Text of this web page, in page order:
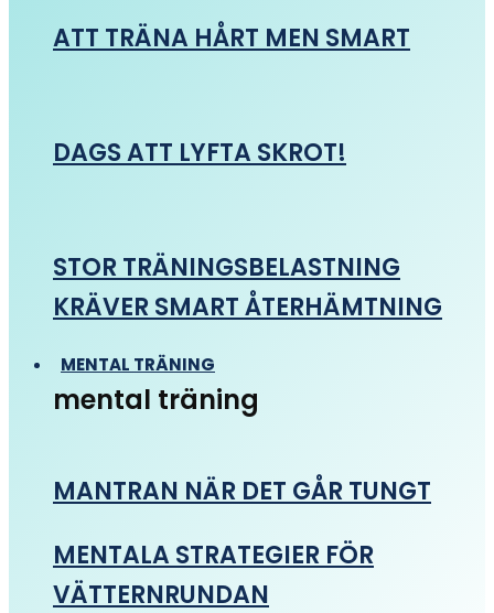
ATT TRÄNA HÅRT MEN SMART
DAGS ATT LYFTA SKROT!
STOR TRÄNINGSBELASTNING
KRÄVER SMART ÅTERHÄMTNING
MENTAL TRÄNING
mental träning
MANTRAN NÄR DET GÅR TUNGT
MENTALA STRATEGIER FÖR
VÄTTERNRUNDAN